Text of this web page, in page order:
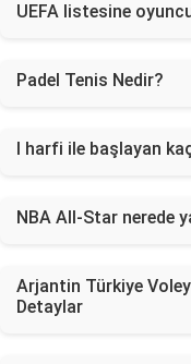
UEFA listesine
Padel Tenis Nedir?
I harfi ile başlayan
NBA All-Star nerede
Arjantin Türkiye
Detaylar